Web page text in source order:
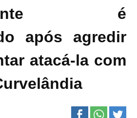
é
após agredir
atacá-la com